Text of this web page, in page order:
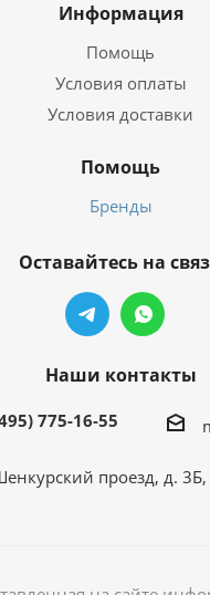
Информация
Помощь
Условия оплаты
Условия доставки
Помощь
Бренды
Оставайтесь на
Наши контакты
775-16-55
проезд, д.